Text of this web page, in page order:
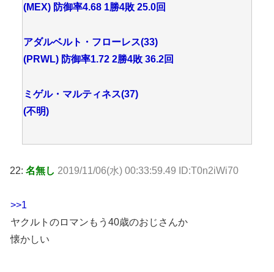
(MEX) 防御率4.68 1勝4敗 25.0回
アダルベルト・フローレス(33)
(PRWL) 防御率1.72 2勝4敗 36.2回
ミゲル・マルティネス(37)
(不明)
22: 名無し 2019/11/06(水) 00:33:59.49 ID:T0n2iWi70
>>1
ヤクルトのロマンもう40歳のおじさんか
懐かしい